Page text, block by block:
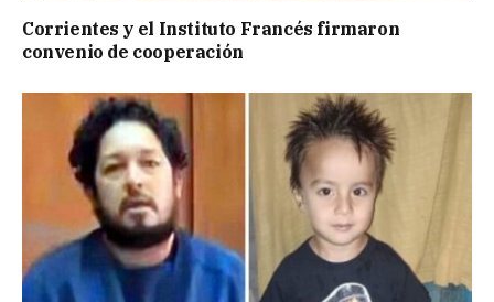
Corrientes y el Instituto Francés firmaron
convenio de cooperación